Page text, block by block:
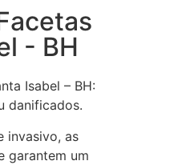
- BH
Isabel – BH:
danificados.
invasivo, as
garantem um